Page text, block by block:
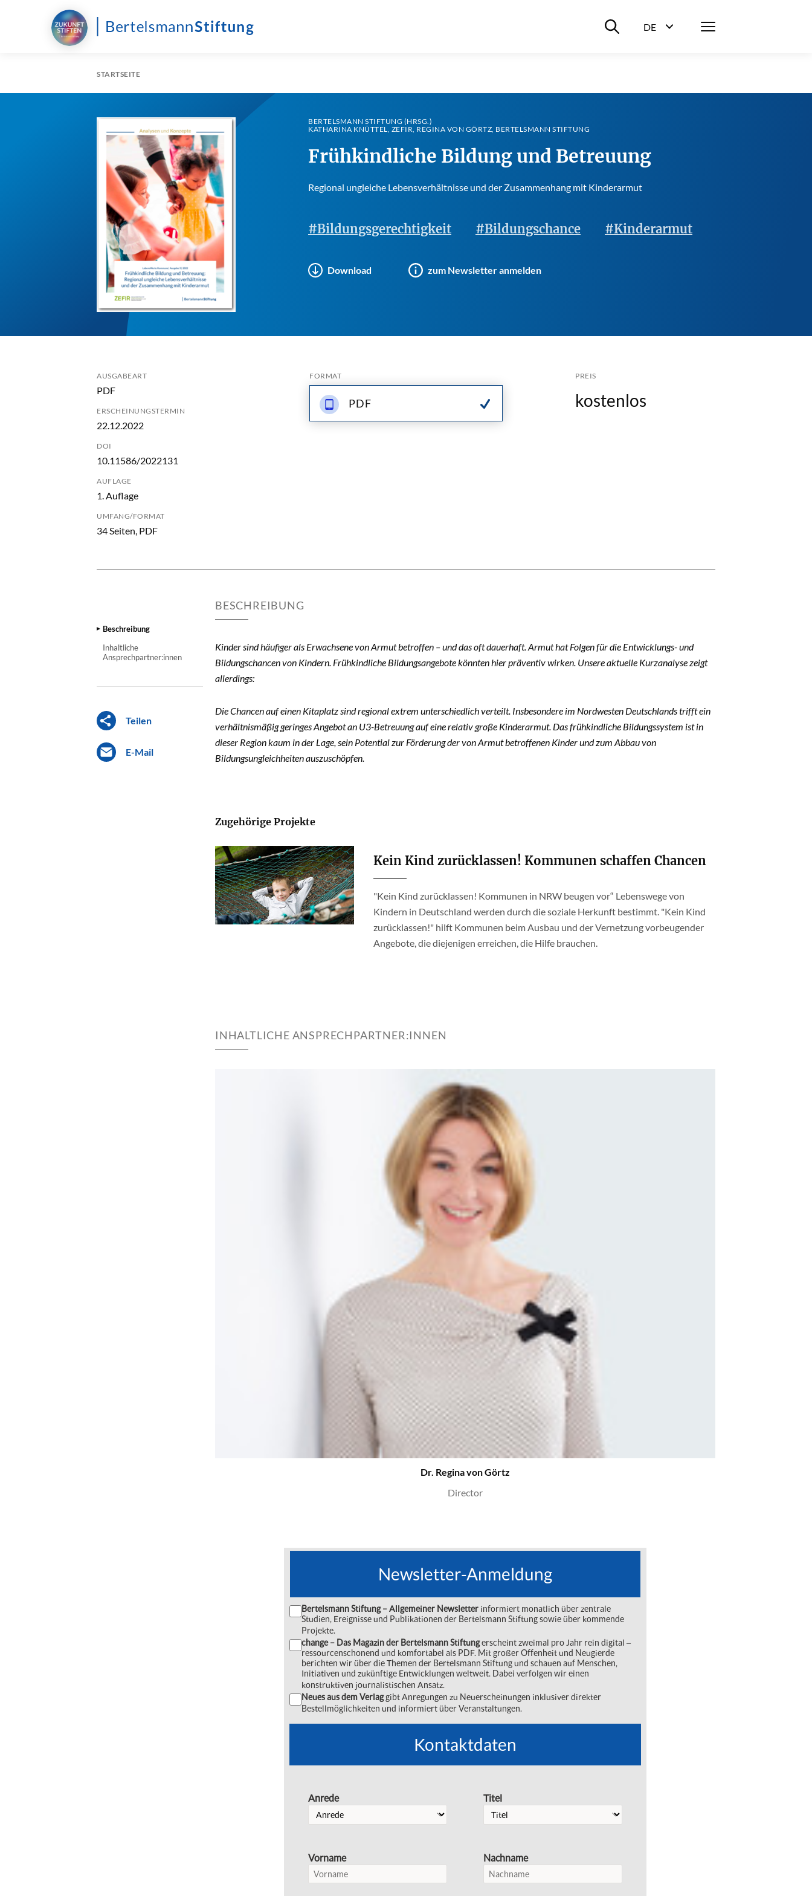
Suche ein-/ausblenden
DE
Menü
STARTSEITE
BERTELSMANN STIFTUNG (HRSG.)
KATHARINA KNÜTTEL, ZEFIR, REGINA VON GÖRTZ, BERTELSMANN STIFTUNG
Frühkindliche Bildung und Betreuung
Regional ungleiche Lebensverhältnisse und der Zusammenhang mit Kinderarmut
#Bildungsgerechtigkeit #Bildungschance #Kinderarmut
Download zum Newsletter anmelden
AUSGABEART
PDF
ERSCHEINUNGSTERMIN
22.12.2022
DOI
10.11586/2022131
AUFLAGE
1. Auflage
UMFANG/FORMAT
34 Seiten, PDF
FORMAT
PDF
PREIS
kostenlos
Beschreibung
Inhaltliche
Ansprechpartner:innen
Teilen
E-Mail
BESCHREIBUNG
Kinder sind häufiger als Erwachsene von Armut betroffen – und das oft dauerhaft. Armut hat Folgen für die Entwicklungs- und
Bildungschancen von Kindern. Frühkindliche Bildungsangebote könnten hier präventiv wirken. Unsere aktuelle Kurzanalyse zeigt
allerdings:
Die Chancen auf einen Kitaplatz sind regional extrem unterschiedlich verteilt. Insbesondere im Nordwesten Deutschlands trifft ein
verhältnismäßig geringes Angebot an U3-Betreuung auf eine relativ große Kinderarmut. Das frühkindliche Bildungssystem ist in
dieser Region kaum in der Lage, sein Potential zur Förderung der von Armut betroffenen Kinder und zum Abbau von
Bildungsungleichheiten auszuschöpfen.
Zugehörige Projekte
Kein Kind zurücklassen! Kommunen schaffen Chancen
"Kein Kind zurücklassen! Kommunen in NRW beugen vor“ Lebenswege von
Kindern in Deutschland werden durch die soziale Herkunft bestimmt. "Kein Kind
zurücklassen!" hilft Kommunen beim Ausbau und der Vernetzung vorbeugender
Angebote, die diejenigen erreichen, die Hilfe brauchen.
INHALTLICHE ANSPRECHPARTNER:INNEN
Dr. Regina von Görtz
Director
Newsletter-Anmeldung
Bertelsmann Stiftung – Allgemeiner Newsletter informiert monatlich über zentrale
Studien, Ereignisse und Publikationen der Bertelsmann Stiftung sowie über kommende
Projekte.
change – Das Magazin der Bertelsmann Stiftungerscheint zweimal pro Jahr rein digital ‒
ressourcenschonend und komfortabel als PDF. Mit großer Offenheit und Neugierde
berichten wir über die Themen der Bertelsmann Stiftung und schauen auf Menschen,
Initiativen und zukünftige Entwicklungen weltweit. Dabei verfolgen wir einen
konstruktiven journalistischen Ansatz.
Neues aus dem Verlaggibt Anregungen zu Neuerscheinungen inklusiver direkter
Bestellmöglichkeiten und informiert über Veranstaltungen.
Kontaktdaten
Anrede
Vorname
Titel
Nachname